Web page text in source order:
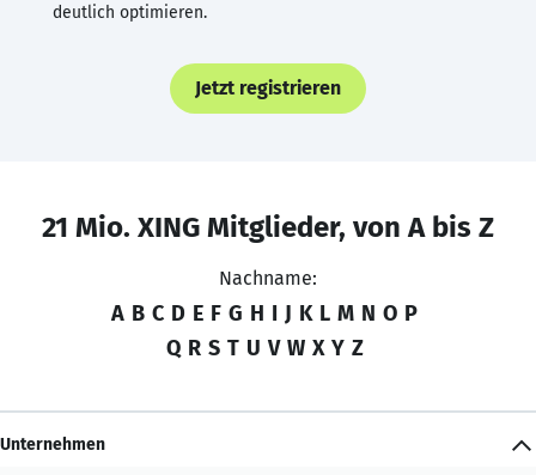
deutlich optimieren.
Jetzt registrieren
21 Mio. XING Mitglieder, von A bis Z
Nachname:
A B C D E F G H I J K L M N O P
Q R S T U V W X Y Z
Unternehmen